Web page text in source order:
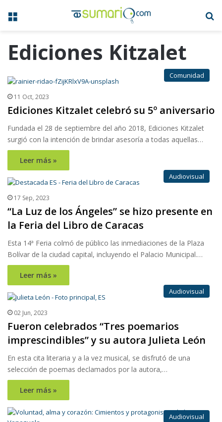
Menú
Ediciones Kitzalet
Comunidad
11 Oct, 2023
Ediciones Kitzalet celebró su 5º aniversario
Fundada el 28 de septiembre del año 2018, Ediciones Kitzalet
surgió con la intención de brindar asesoría a todas aquellas…
Leer más »
Audiovisual
17 Sep, 2023
“La Luz de los Ángeles” se hizo presente en
la Feria del Libro de Caracas
Esta 14ª Feria colmó de público las inmediaciones de la Plaza
Bolívar de la ciudad capital, incluyendo el Palacio Municipal.…
Leer más »
Audiovisual
02 Jun, 2023
Fueron celebrados “Tres poemarios
imprescindibles” y su autora Julieta León
En esta cita literaria y a la vez musical, se disfrutó de una
selección de poemas declamados por la autora,…
Leer más »
Audiovisual